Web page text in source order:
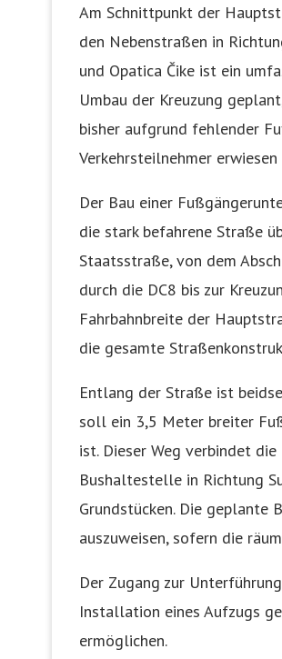
Am Schnittpunkt der
den Nebenstraßen in
und Opatica Čike ist ein
Umbau der Kreuzung
bisher aufgrund fehlender
Verkehrsteilnehmer erwiesen
Der Bau einer
die stark befahrene Straße
Staatsstraße, von dem
durch die DC8 bis zur
Fahrbahnbreite der
die gesamte
Entlang der Straße ist
soll ein 3,5 Meter breiter
ist. Dieser Weg verbindet
Bushaltestelle in Richtung
Grundstücken. Die geplante
auszuweisen, sofern die
Der Zugang zur
Installation eines Aufzugs
ermöglichen.